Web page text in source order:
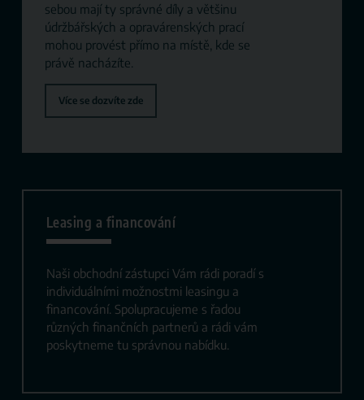
sebou mají ty správné díly a většinu
údržbářských a opravárenských prací
mohou provést přímo na místě, kde se
právě nacházíte.
Více se dozvíte zde
Leasing a financování
Naši obchodní zástupci Vám rádi poradí s
individuálními možnostmi leasingu a
financování. Spolupracujeme s řadou
různých finančních partnerů a rádi vám
poskytneme tu správnou nabídku.